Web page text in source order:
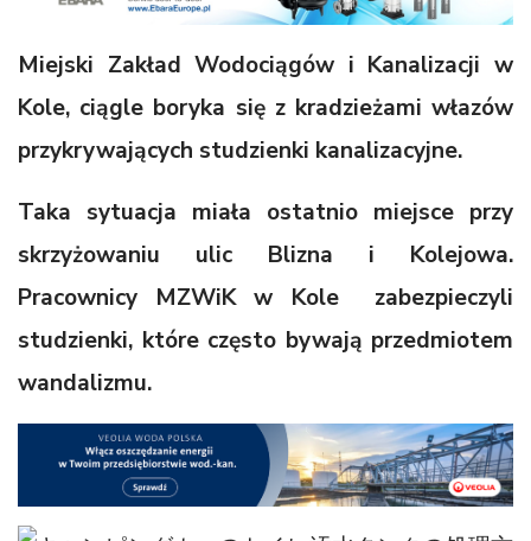
Miejski Zakład Wodociągów i Kanalizacji w
Kole, ciągle boryka się z kradzieżami włazów
przykrywających studzienki kanalizacyjne.
Taka sytuacja miała ostatnio miejsce przy
skrzyżowaniu ulic Blizna i Kolejowa.
Pracownicy MZWiK w Kole zabezpieczyli
studzienki, które często bywają przedmiotem
wandalizmu.